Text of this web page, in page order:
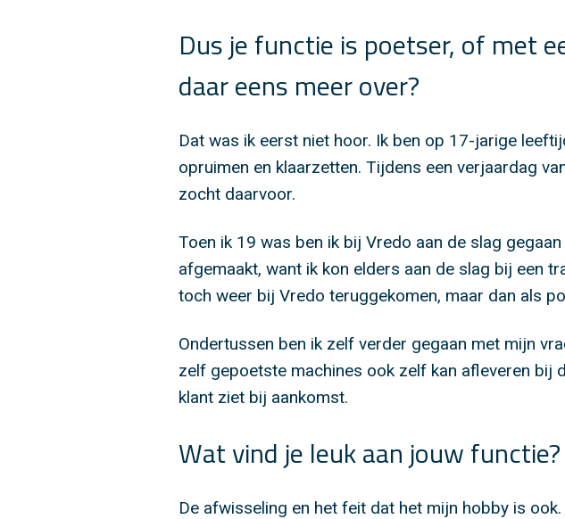
Dus je functie is poetser, of met
daar eens meer over?
Dat was ik eerst niet hoor. Ik ben op 17-jarige
opruimen en klaarzetten. Tijdens een verjaardag
zocht daarvoor.
Toen ik 19 was ben ik bij Vredo aan de slag
afgemaakt, want ik kon elders aan de slag bij een
toch weer bij Vredo teruggekomen, maar dan als
Ondertussen ben ik zelf verder gegaan met mijn
zelf gepoetste machines ook zelf kan afleveren bij
klant ziet bij aankomst.
Wat vind je leuk aan jouw functie?
De afwisseling en het feit dat het mijn hobby is